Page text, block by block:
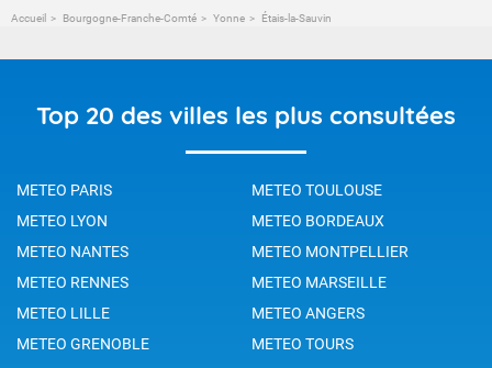
Accueil Bourgogne-Franche-Comté Yonne Étais-la-Sauvin
Top 20 des villes les plus consultées
METEO PARIS
METEO TOULOUSE
METEO LYON
METEO BORDEAUX
METEO NANTES
METEO MONTPELLIER
METEO RENNES
METEO MARSEILLE
METEO LILLE
METEO ANGERS
METEO GRENOBLE
METEO TOURS